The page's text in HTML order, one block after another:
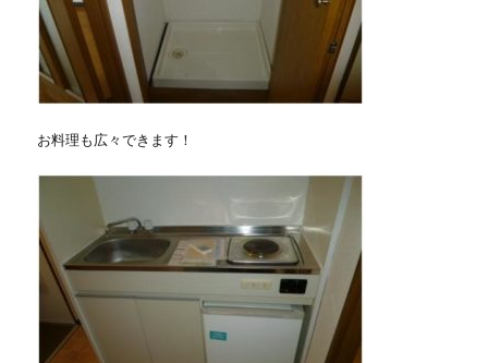
お料理も広々できます！